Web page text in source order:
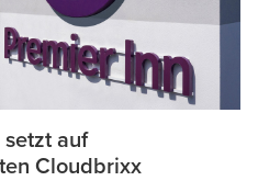
auf
Cloudbrixx